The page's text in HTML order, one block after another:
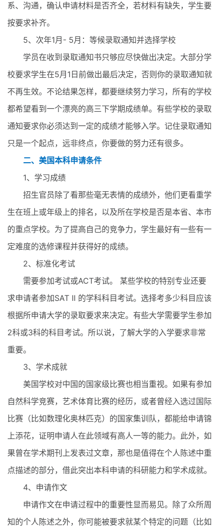
系、沟通，确认申请材料是否齐全，若材料有缺失，学生要
按要求补齐。
5、次年1月- 5月：等候录取通知并选择学校
学员在收到录取通知书只够应尽快做出决定。大部分学
校要求学生在5月1日前做出最后决定，否则你的录取通知就
不再生效。不论结果怎样，都要继续努力学习，所有的学校
都希望看到一个漂亮的高三下学期成绩单。有些学校的录取
通知要求你必须达到一定的成绩才能够入学。记住录取通知
只是一个起点，远非终点，你要做的努力还有很多。
二、美国本科申请条件
1、学习成绩
招生官员除了看那些毫无表情的成绩外，他们更看重学
生在班上或年级上的排名，以及所在学校是否是本省、本市
的重点学校。为了提高自己的竞争力，学生最好有一些有一
定难度的选修课程并获得好的成绩。
2、标准化考试
需要参加考试或ACT考试。 某些学校的特别专业还要
求申请者参加SAT II 的学科科目考试。选择考多少科目应该
根据所申请大学的录取要求来决定。有些大学需要学生参加
2科或3科的科目考试。所以说，了解大学的入学要求非常
重要。
3、学术成就
美国学校对中国的国家级比赛也相当重视。如果有参加
自然科学竞赛，艺术体育比赛的经历，或者曾经入选过国际
比赛（比如数理化奥林匹克）的国家集训队，都能给申请锦
上添花，证明申请人在此领域有高人一等的能力。此外，如
果曾在学术期刊上发表过文章，那也是值得在个人陈述中重
点描述的部分，借此突出本科申请的科研能力和学术成就。
4、申请作文
申请作文在申请过程中的重要性显而易见。除了众所周
知的个人陈述之外，你可能被要求就某个特定的问题（比如